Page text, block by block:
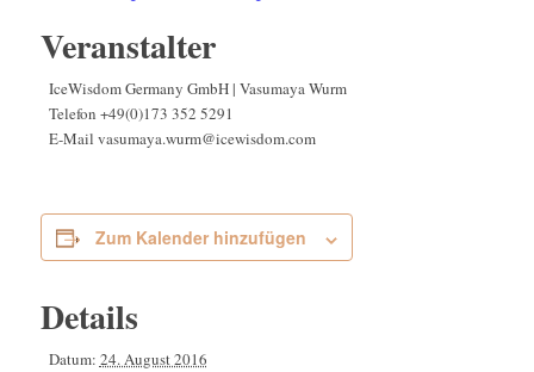
Veranstalter
IceWisdom Germany GmbH | Vasumaya Wurm
Telefon +49(0)173 352 5291
E-Mail vasumaya.wurm@icewisdom.com
Zum Kalender hinzufügen
Details
Datum: 24. August 2016